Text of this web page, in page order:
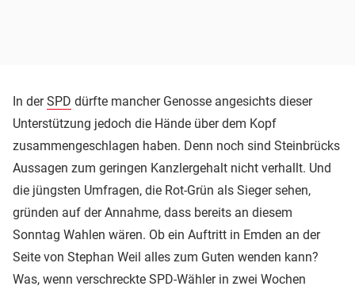
In derSPD dürfte mancher Genosse angesichts dieser
Unterstützung jedoch die Hände über dem Kopf
zusammengeschlagen haben. Denn noch sind Steinbrücks
Aussagen zum geringen Kanzlergehalt nicht verhallt. Und
die jüngsten Umfragen, die Rot-Grün als Sieger sehen,
gründen auf der Annahme, dass bereits an diesem
Sonntag Wahlen wären. Ob ein Auftritt in Emden an der
Seite von Stephan Weil alles zum Guten wenden kann?
Was, wenn verschreckte SPD-Wähler in zwei Wochen